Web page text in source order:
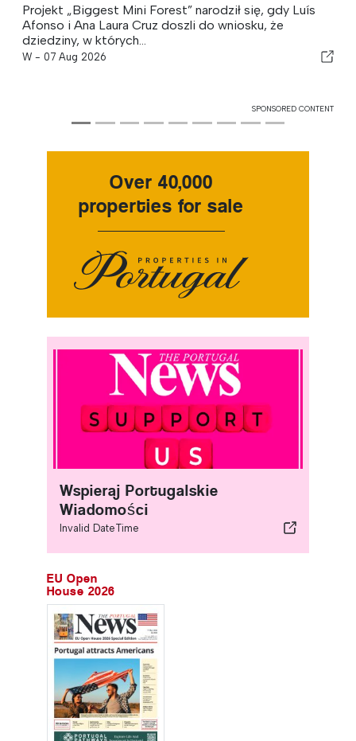
Projekt „Biggest Mini Forest” narodził się, gdy Luís
Afonso i Ana Laura Cruz doszli do wniosku, że
dziedziny, w których...
W - 07 Aug 2026
SPONSORED CONTENT
Over 40,000
properties for sale
Wspieraj Portugalskie
Wiadomości
Invalid DateTime
EU Open
House 2026